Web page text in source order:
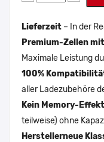
Lieferzeit – In der
Premium-Zellen
Maximale Leistung
100%
aller Ladezubehöre
Kein Memory-Effekt
teilweise) ohne
Herstellerneue